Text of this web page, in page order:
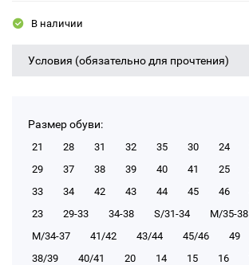
В наличии
Условия (обязательно для прочтения)
Размер обуви:
21 28 31 32 35 30 24
29
37 38 39 40 41 25
33
34 42 43 44 45 46
23
29-33 34-38 S/31-34 М/35-38
М/34-37
41/42 43/44 45/46 49
38/39
40/41 20 14 15 16